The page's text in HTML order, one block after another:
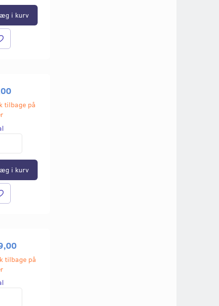
i kurv
tilbage på
i kurv
tilbage på